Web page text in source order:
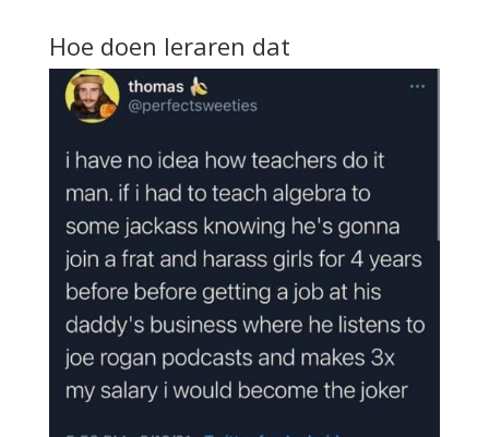
Hoe doen leraren dat